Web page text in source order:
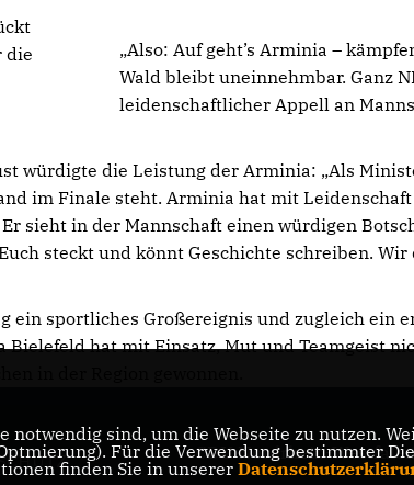
die
Also: Auf geht’s Arminia –
Wald bleibt uneinnehmbar. Ganz
leidenschaftlicher Appell an
würdigte die Leistung der Arminia: „Als
im Finale steht. Arminia hat mit
sieht in der Mannschaft einen würdigen
steckt und könnt Geschichte schreiben.
ein sportliches Großereignis und zugleich ein
Bielefeld hat mit Einsatz, Mut und Teamgeist
CDU Nordrhein-
notwendig sind, um die Webseite zu nutzen.
Für die Verwendung bestimmter
finden Sie in unserer